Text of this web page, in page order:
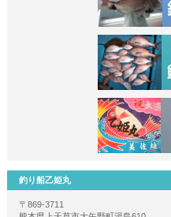
釣り船乙姫丸
〒869-3711